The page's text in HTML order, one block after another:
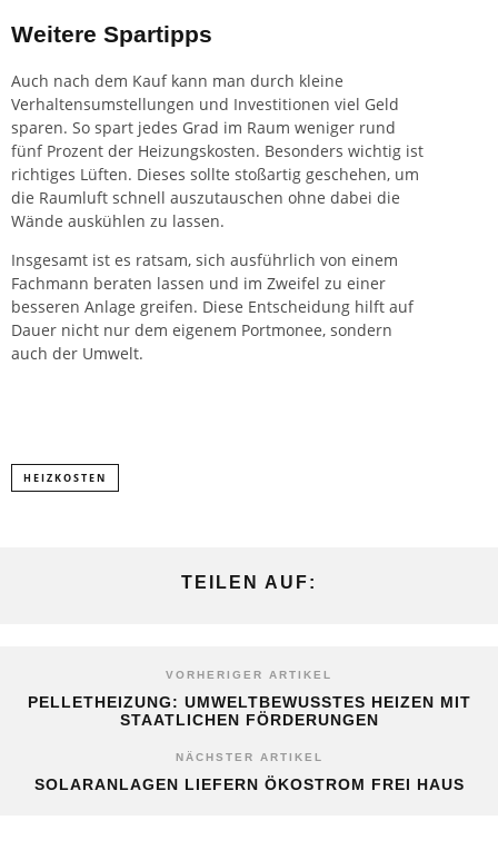
Weitere Spartipps
Auch nach dem Kauf kann man durch kleine
Verhaltensumstellungen und Investitionen viel Geld
sparen. So spart jedes Grad im Raum weniger rund
fünf Prozent der Heizungskosten. Besonders wichtig ist
richtiges Lüften. Dieses sollte stoßartig geschehen, um
die Raumluft schnell auszutauschen ohne dabei die
Wände auskühlen zu lassen.
Insgesamt ist es ratsam, sich ausführlich von einem
Fachmann beraten lassen und im Zweifel zu einer
besseren Anlage greifen. Diese Entscheidung hilft auf
Dauer nicht nur dem eigenem Portmonee, sondern
auch der Umwelt.
HEIZKOSTEN
TEILEN AUF:
VORHERIGER ARTIKEL
PELLETHEIZUNG: UMWELTBEWUSSTES HEIZEN MIT
STAATLICHEN FÖRDERUNGEN
NÄCHSTER ARTIKEL
SOLARANLAGEN LIEFERN ÖKOSTROM FREI HAUS